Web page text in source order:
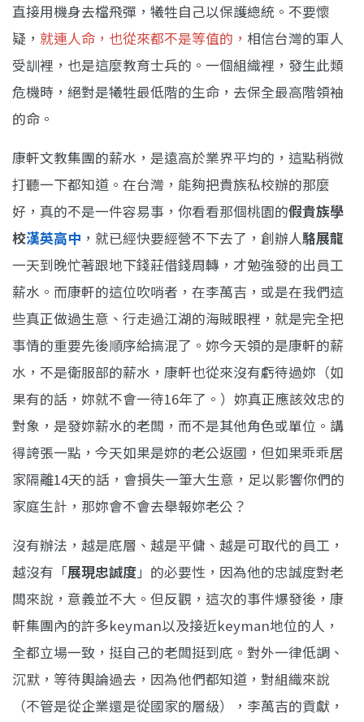
直接用機身去檔飛彈，犧牲自己以保護總統。不要懷
疑， 就連人命，也從來都不是等值的， 相信台灣的軍人
受訓裡，也是這麼教育士兵的。一個組織裡，發生此類
危機時，絕對是犧牲最低階的生命，去保全最高階領袖
的命。
康軒文教集團的薪水，是遠高於業界平均的，這點稍微
打聽一下都知道。在台灣，能夠把貴族私校辦的那麼
好，真的不是一件容易事，你看看那個桃園的假貴族學
校漢英高中 ，就已經快要經營不下去了，創辦人駱展龍
一天到晚忙著跟地下錢莊借錢周轉，才勉強發的出員工
薪水。而康軒的這位吹哨者，在李萬吉，或是在我們這
些真正做過生意、行走過江湖的海賊眼裡，就是完全把
事情的重要先後順序給搞混了。妳今天領的是康軒的薪
水，不是衛服部的薪水，康軒也從來沒有虧待過妳（如
果有的話，妳就不會一待16年了。）妳真正應該效忠的
對象，是發妳薪水的老闆，而不是其他角色或單位。講
得誇張一點，今天如果是妳的老公返國，但如果乖乖居
家隔離14天的話，會損失一筆大生意，足以影響你們的
家庭生計，那妳會不會去舉報妳老公？
沒有辦法，越是底層、越是平傭、越是可取代的員工，
越沒有「展現忠誠度」的必要性，因為他的忠誠度對老
闆來說，意義並不大。但反觀，這次的事件爆發後，康
軒集團內的許多keyman以及接近keyman地位的人，
全都立場一致，挺自己的老闆挺到底。對外一律低調、
沉默，等待輿論過去，因為他們都知道，對組織來說
（不管是從企業還是從國家的層級），李萬吉的貢獻，